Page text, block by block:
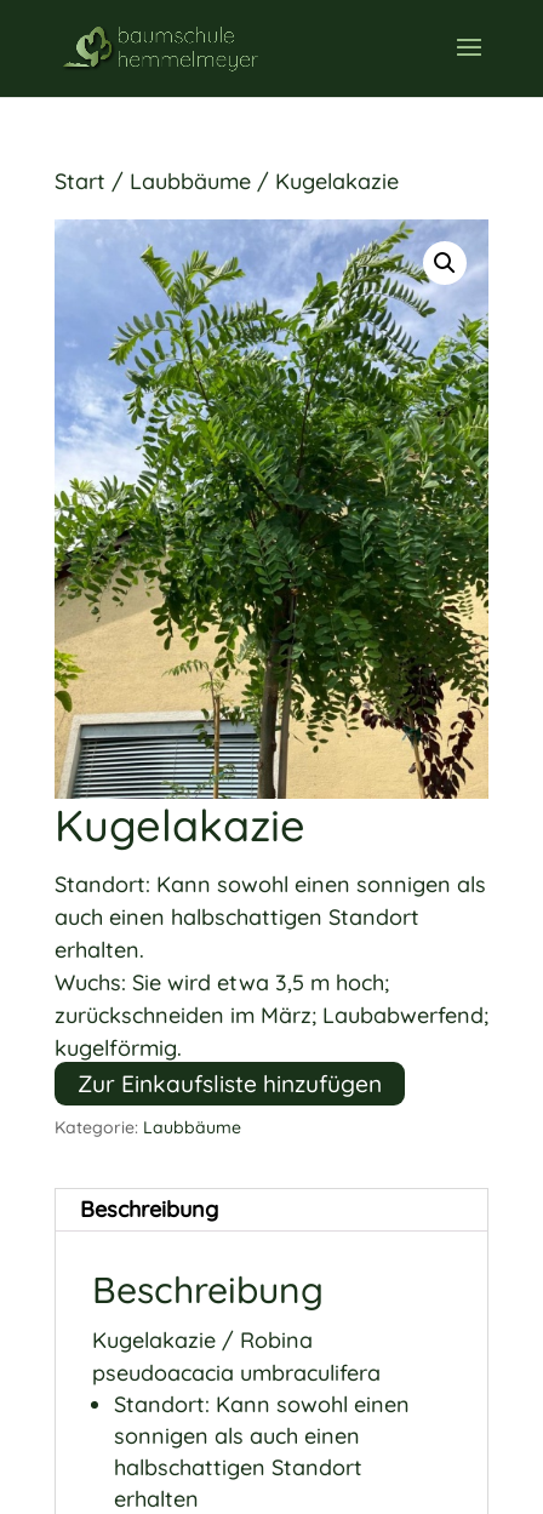
Start / Laubbäume/ Kugelakazie
Kugelakazie
Standort: Kann sowohl einen sonnigen als
auch einen halbschattigen Standort
erhalten.
Wuchs: Sie wird etwa 3,5 m hoch;
zurückschneiden im März; Laubabwerfend;
kugelförmig.
Zur Einkaufsliste hinzufügen
Kategorie: Laubbäume
Beschreibung
Beschreibung
Kugelakazie / Robina
pseudoacacia umbraculifera
Standort: Kann sowohl einen
sonnigen als auch einen
halbschattigen Standort
erhalten